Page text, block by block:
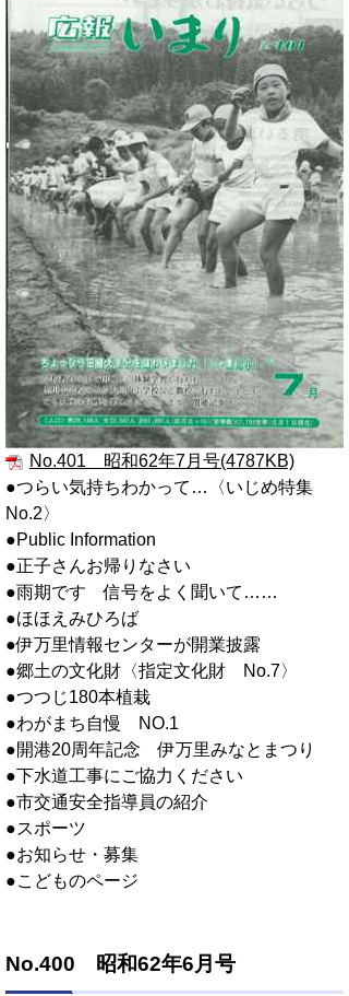
No.401 昭和62年7月号(4787KB)
●つらい気持ちわかって…〈いじめ特集
No.2〉
●Public Information
●正子さんお帰りなさい
●雨期です 信号をよく聞いて……
●ほほえみひろば
●伊万里情報センターが開業披露
●郷土の文化財〈指定文化財 No.7〉
●つつじ180本植栽
●わがまち自慢 NO.1
●開港20周年記念 伊万里みなとまつり
●下水道工事にご協力ください
●市交通安全指導員の紹介
●スポーツ
●お知らせ・募集
●こどものページ
No.400 昭和62年6月号